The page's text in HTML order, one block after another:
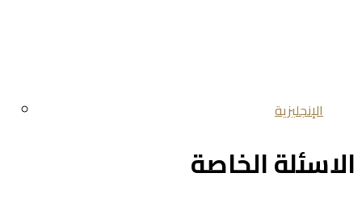
الإنجليزية
الاسئلة الخاصة